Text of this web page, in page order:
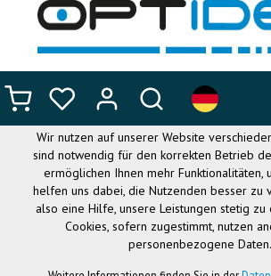
DIESE WEBSITE
COOKIES
Wir nutzen auf unserer Website
sind notwendig für den korrekten Betrieb
ermöglichen Ihnen mehr Funktionalitäten,
helfen uns dabei, die Nutzenden besser zu
also eine Hilfe, unsere Leistungen stetig zu
Cookies, sofern zugestimmt, nutzen
personenbezogene Daten.